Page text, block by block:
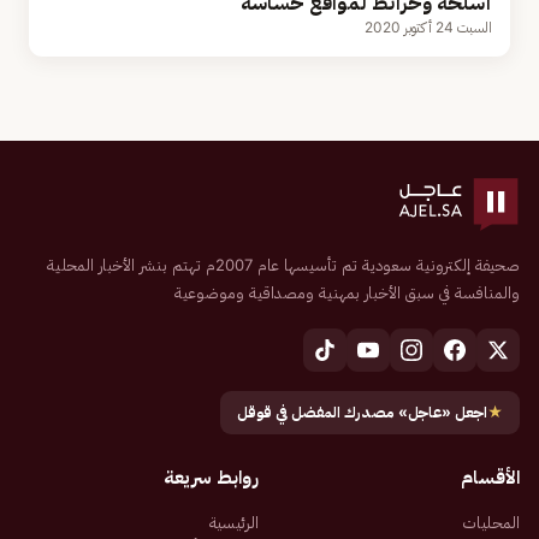
السبت 24 أكتوبر 2020
صحيفة إلكترونية سعودية تم تأسيسها عام 2007م تهتم بنشر الأخبار المحلية
والمنافسة في سبق الأخبار بمهنية ومصداقية وموضوعية
★اجعل «عاجل» مصدرك المفضل في قوقل
الأقسام
المحليات
روابط سريعة
الرئيسية